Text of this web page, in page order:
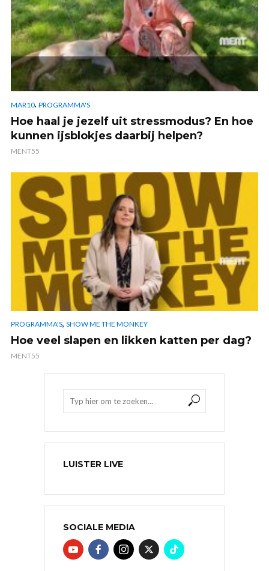
MAR10, PROGRAMMA'S
Hoe haal je jezelf uit stressmodus? En hoe
kunnen ijsblokjes daarbij helpen?
MENT55
PROGRAMMA'S, SHOW ME THE MONKEY
Hoe veel slapen en likken katten per dag?
MENT55
LUISTER LIVE
SOCIALE MEDIA